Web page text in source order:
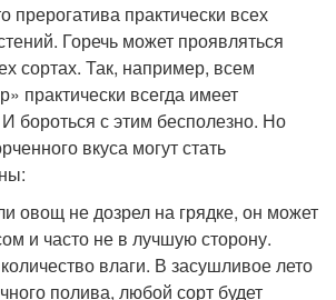
прерогатива практически всех
Горечь может проявляться
сортах. Так, например, всем
практически всегда имеет
И бороться с этим бесполезно. Но
вкуса могут стать
овощ не дозрел на грядке, он может
и часто не в лучшую сторону.
влаги. В засушливое лето
полива, любой сорт будет